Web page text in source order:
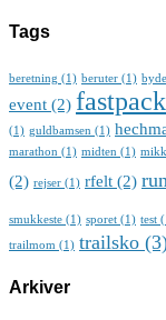
Tags
beretning (1) beruter (1)
event (2)
(1) guldbamsen (1)
marathon (1) midten (1)
(2) rejser (1) rfelt (2)
smukkeste (1) sporet (1) test
trailmom (1) trailsko
Arkiver